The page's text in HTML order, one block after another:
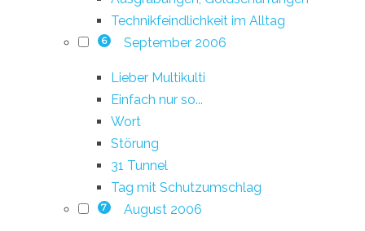
Technikfeindlichkeit im Alltag
6 September 2006
Lieber Multikulti
Einfach nur so...
Wort
Störung
31 Tunnel
Tag mit Schutzumschlag
7 August 2006